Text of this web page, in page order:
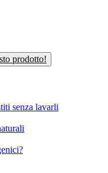
prodotto!
senza lavarli